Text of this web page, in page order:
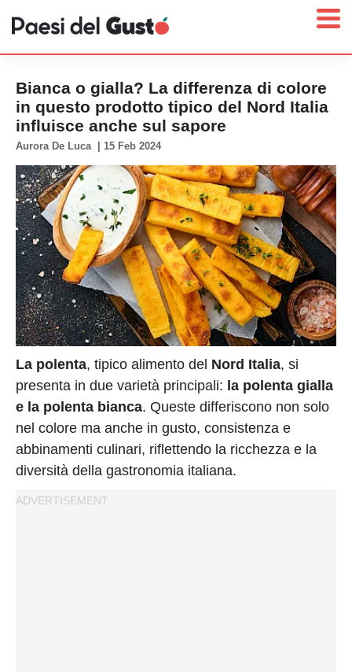
Home
News
Interviste
Territori
Prodotti
Answer
Newsletter
Policy
Cookies
Policy
Cambia
Impostazioni
Privacy
Bianca o gialla? La differenza di colore
in questo prodotto tipico del Nord Italia
influisce anche sul sapore
Aurora De Luca 15 Feb 2024
La polenta, tipico alimento del Nord Italia, si
presenta in due varietà principali: la polenta gialla
e la polenta bianca. Queste differiscono non solo
nel colore ma anche in gusto, consistenza e
abbinamenti culinari, riflettendo la ricchezza e la
diversità della gastronomia italiana.